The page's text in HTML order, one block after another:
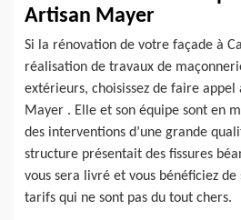
Artisan Mayer
Si la rénovation de votre façade à
réalisation de travaux de
extérieurs, choisissez de faire appel
Mayer . Elle et son équipe sont en
des interventions d’une grande
structure présentait des fissures
vous sera livré et vous bénéficiez de
tarifs qui ne sont pas du tout chers.